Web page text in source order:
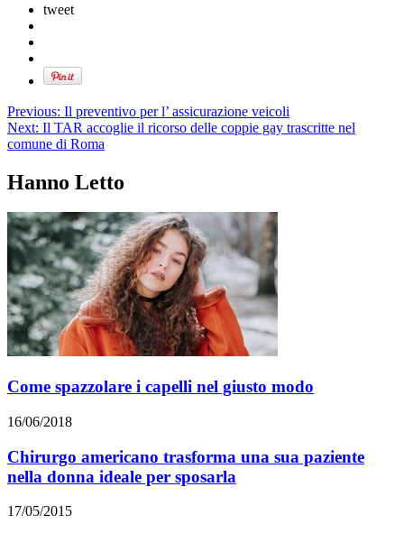
tweet
Previous: Il preventivo per l’ assicurazione veicoli
Next: Il TAR accoglie il ricorso delle coppie gay trascritte nel
comune di Roma
Hanno Letto
Come spazzolare i capelli nel giusto modo
16/06/2018
Chirurgo americano trasforma una sua paziente
nella donna ideale per sposarla
17/05/2015